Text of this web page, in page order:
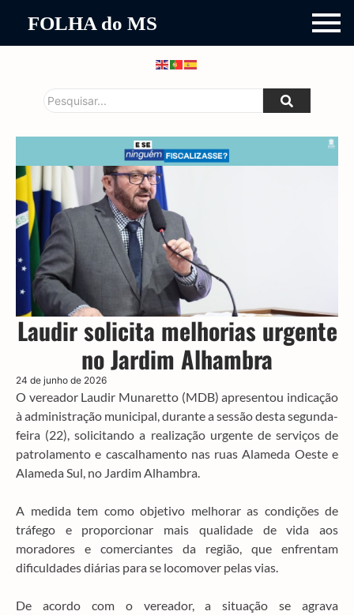
FOLHA do MS
Laudir solicita melhorias urgente
no Jardim Alhambra
24 de junho de 2026
O vereador Laudir Munaretto (MDB) apresentou indicação
à administração municipal, durante a sessão desta segunda-
feira (22), solicitando a realização urgente de serviços de
patrolamento e cascalhamento nas ruas Alameda Oeste e
Alameda Sul, no Jardim Alhambra.
A medida tem como objetivo melhorar as condições de
tráfego e proporcionar mais qualidade de vida aos
moradores e comerciantes da região, que enfrentam
dificuldades diárias para se locomover pelas vias.
De acordo com o vereador, a situação se agrava